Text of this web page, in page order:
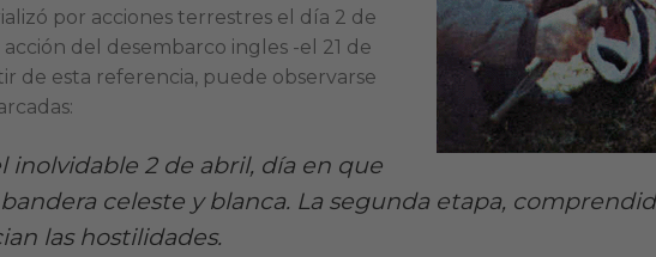
por acciones terrestres el día 2 de
del desembarco ingles -el 21 de
de esta referencia, puede observarse
inolvidable 2 de abril, día en que
celeste y blanca. La segunda etapa,
las hostilidades.